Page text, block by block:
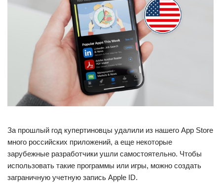
За прошлый год купертиновцы удалили из нашего App Store
много российских приложений, а еще некоторые
зарубежные разработчики ушли самостоятельно. Чтобы
использовать такие программы или игры, можно создать
заграничную учетную запись Apple ID.